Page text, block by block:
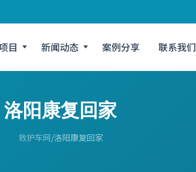
目 新闻动态 案例分享 联系我们
洛阳康复回家
救护车网 洛阳康复回家